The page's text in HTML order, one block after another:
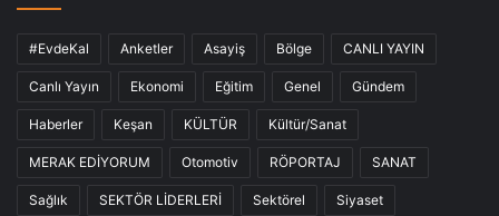
#EvdeKal Anketler Asayiş Bölge CANLI YAYIN
Canlı Yayın Ekonomi Eğitim Genel Gündem
Haberler Keşan KÜLTÜR Kültür/Sanat
MERAK EDİYORUM Otomotiv RÖPORTAJ SANAT
Sağlık SEKTÖR LİDERLERİ Sektörel Siyaset